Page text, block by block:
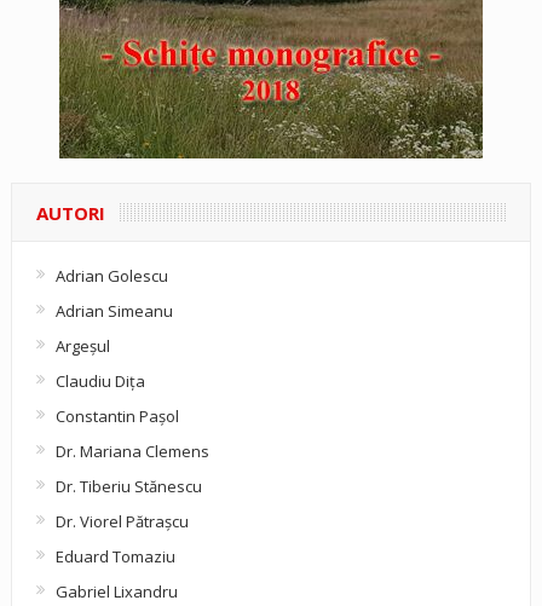
AUTORI
Adrian Golescu
Adrian Simeanu
Argeşul
Claudiu Diţa
Constantin Pașol
Dr. Mariana Clemens
Dr. Tiberiu Stănescu
Dr. Viorel Pătraşcu
Eduard Tomaziu
Gabriel Lixandru